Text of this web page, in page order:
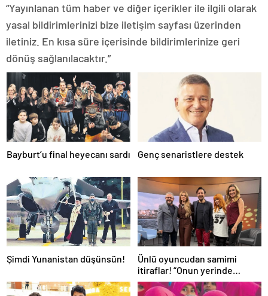
“Yayınlanan tüm haber ve diğer içerikler ile ilgili olarak
yasal bildirimlerinizi bize iletişim sayfası üzerinden
iletiniz. En kısa süre içerisinde bildirimlerinize geri
dönüş sağlanılacaktır.”
Bayburt’u final heyecanı sardı Genç senaristlere destek
Şimdi Yunanistan düşünsün!
Ünlü oyuncudan samimi
itiraflar! “Onun yerinde
olsaydım diye çok düşündüm”